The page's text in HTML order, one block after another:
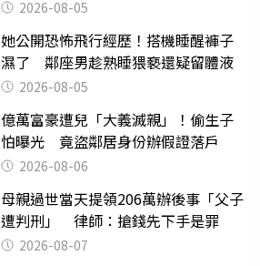
2026-08-05
她公開恐怖飛行經歷！搭機睡醒褲子
濕了 鄰座男趁熟睡猥褻還疑留體液
2026-08-05
億萬富豪遭兒「大義滅親」！偷生子
怕曝光 竟盜鄰居身份辦假證落戶
2026-08-06
母親過世當天提領206萬辦後事「父子
遭判刑」 律師：搶錢先下手是罪
2026-08-07